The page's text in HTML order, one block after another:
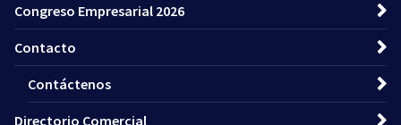
Congreso Empresarial 2026
Contacto
Contáctenos
Directorio Comercial